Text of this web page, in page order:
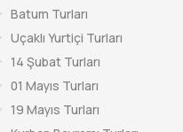
Batum Turları
Uçaklı Yurtiçi Turları
14 Şubat Turları
01 Mayıs Turları
19 Mayıs Turları